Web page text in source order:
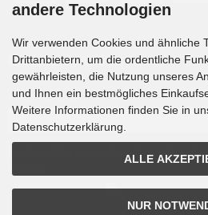
Newsletter-Anmeldung
E-Mail-Adresse:
Der Newsletter kann jederzeit hier oder in
andere Technologien
Wir verwenden Cookies und ähnliche
Drittanbietern, um die ordentliche
gewährleisten, die Nutzung unseres
und Ihnen ein bestmögliches
Weitere Informationen finden Sie in
Datenschutzerklärung.
ALLE
NUR